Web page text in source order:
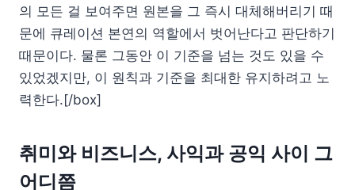
의 모든 걸 보여주면 원본을 그 즉시 대체해버리기 때
문에 큐레이션 본연의 역할에서 벗어난다고 판단하기
때문이다. 물론 그동안 이 기준을 넘는 것도 있을 수
있었겠지만, 이 원칙과 기준을 최대한 유지하려고 노
력한다.[/box]
취미와 비즈니스, 사익과 공익 사이 그
어디쯤